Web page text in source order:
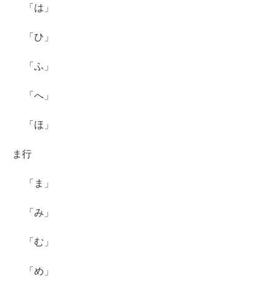
「は」
「ひ」
「ふ」
「へ」
「ほ」
ま行
「ま」
「み」
「む」
「め」